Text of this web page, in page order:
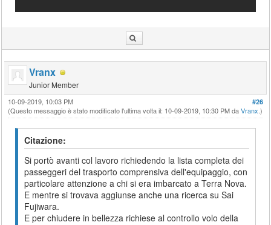
Vranx
Junior Member
#26
10-09-2019, 10:03 PM
(Questo messaggio è stato modificato l'ultima volta il: 10-09-2019, 10:30 PM daVranx .)
Citazione:
Si portò avanti col lavoro richiedendo la lista completa dei
passeggeri del trasporto comprensiva dell'equipaggio, con
particolare attenzione a chi si era imbarcato a Terra Nova.
E mentre si trovava aggiunse anche una ricerca su Sai
Fujiwara.
E per chiudere in bellezza richiese al controllo volo della